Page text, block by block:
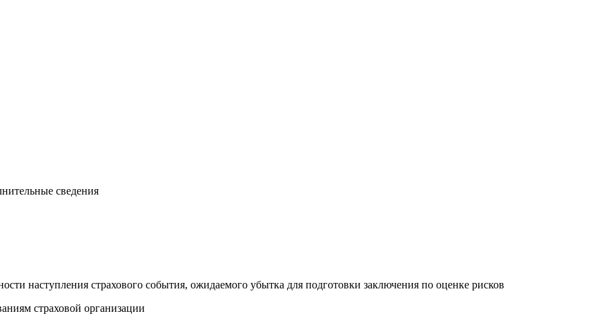
сведения
наступления страхового события, ожидаемого убытка для подготовки заключения по оценке рисков
страховой организации